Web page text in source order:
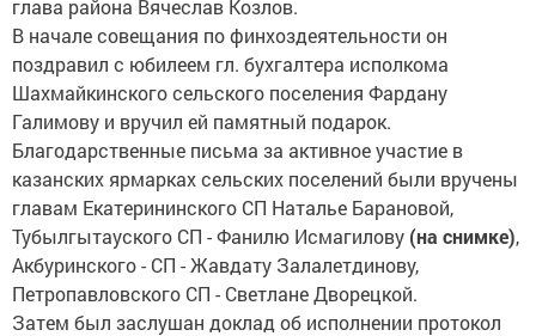
глава района Вячеслав Козлов.
В начале совещания по финхоздеятельности он
поздравил с юбилеем гл. бухгалтера исполкома
Шахмайкинского сельского поселения Фардану
Галимову и вручил ей памятный подарок.
Благодарственные письма за активное участие в
казанских ярмарках сельских поселений были вручены
главам Екатерининского СП Наталье Барановой,
Тубылгытауского СП - Фанилю Исмагилову (на снимке),
Акбуринского - СП - Жавдату Залалетдинову,
Петропавловского СП - Светлане Дворецкой.
Затем был заслушан доклад об исполнении протокол